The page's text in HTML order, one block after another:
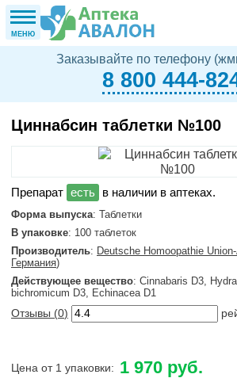
МЕНЮ
Заказывайте по телефону
8 800 444-
Циннабсин таблетки №100
в наличии в аптеках.
Форма выпуска: Таблетки
В упаковке: 100 таблеток
Производитель: Deutsche Homoopathie
Германия)
Действующее вещество: Cinnabaris D3,
bichromicum D3, Echinacea D1
Отзывы (0)
Цена от 1 упаковки: 1 970 руб.